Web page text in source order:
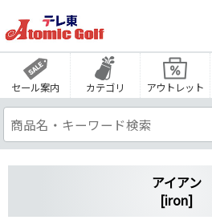
セール案内 カテゴリ アウトレット
アイアン
[iron]